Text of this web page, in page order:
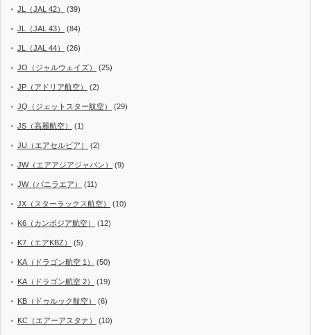
JL（JAL 42） (39)
JL（JAL 43） (84)
JL（JAL 44） (26)
JO（ジャルウェイズ） (25)
JP（アドリア航空） (2)
JQ（ジェットスター航空） (29)
JS（高麗航空） (1)
JU（エアセルビア） (2)
JW（エアアジアジャパン） (9)
JW（バニラエア） (11)
JX（スターラックス航空） (10)
K6（カンボジア航空） (12)
K7（エアKBZ） (5)
KA（ドラゴン航空 1） (50)
KA（ドラゴン航空 2） (19)
KB（ドゥルック航空） (6)
KC（エアーアスタナ） (10)